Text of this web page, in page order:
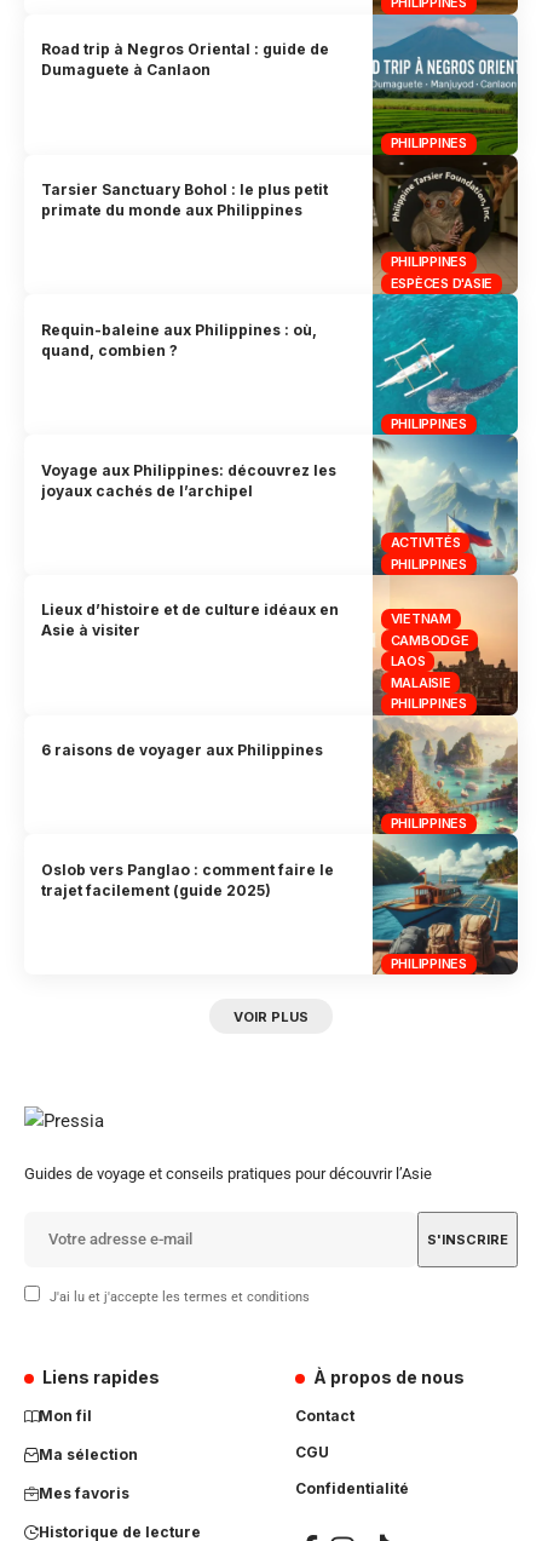
PHILIPPINES
Road trip à Negros Oriental : guide de
Dumaguete à Canlaon
PHILIPPINES
ESPÈCES D'ASIE
Tarsier Sanctuary Bohol : le plus petit
primate du monde aux Philippines
PHILIPPINES
Requin-baleine aux Philippines : où,
quand, combien ?
ACTIVITÉS
PHILIPPINES
Voyage aux Philippines: découvrez les
joyaux cachés de l’archipel
VIETNAM
CAMBODGE
LAOS
MALAISIE
PHILIPPINES
Lieux d’histoire et de culture idéaux en
Asie à visiter
PHILIPPINES
6 raisons de voyager aux Philippines
PHILIPPINES
Oslob vers Panglao : comment faire le
trajet facilement (guide 2025)
VOIR PLUS
Guides de voyage et conseils pratiques pour découvrir l’Asie
J'ai lu et j'accepte les termes et conditions
Liens rapides
Mon fil
Ma sélection
Mes favoris
Historique de lecture
À propos de nous
Contact
CGU
Confidentialité